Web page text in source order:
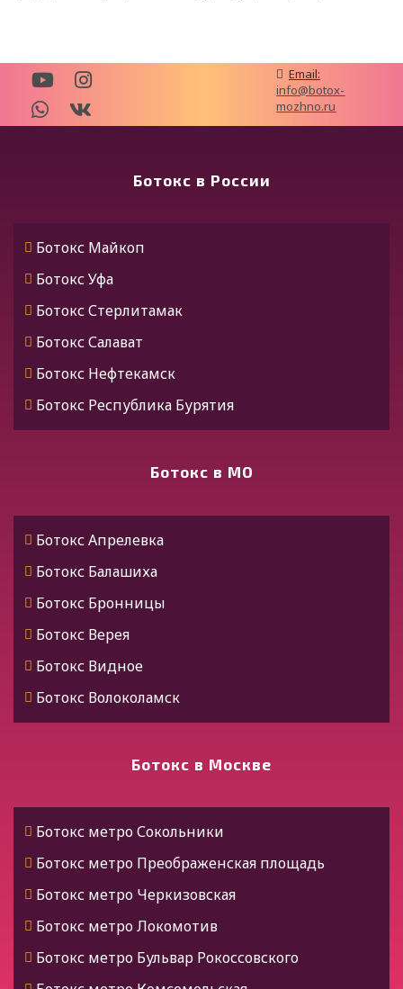
Email:
info@botox-
mozhno.ru
Ботокс в России
Ботокс Майкоп
Ботокс Уфа
Ботокс Стерлитамак
Ботокс Салават
Ботокс Нефтекамск
Ботокс Республика Бурятия
Ботокс Улан-Удэ
Ботокс Дагестан
Ботокс Махачкала
Ботокс Хасавюрт
Ботокс Каспийск
Ботокс Дербент
Ботокс Ингушетия
Ботокс Назрань
Ботокс Черкесск
Ботокс Карачаевск
Ботокс Карелия
Ботокс Петрозаводск
Ботокс Коми
Ботокс в МО
Ботокс Апрелевка
Ботокс Балашиха
Ботокс Бронницы
Ботокс Верея
Ботокс Видное
Ботокс Волоколамск
Ботокс Воскресенск
Ботокс Высоковск
Ботокс Дедовск
Ботокс Дзержинский
Ботокс Дмитров
Ботокс Долгопрудный
Ботокс Домодедово
Ботокс Дрезна
Ботокс в Москве
Ботокс метро Сокольники
Ботокс метро Преображенская площадь
Ботокс метро Черкизовская
Ботокс метро Локомотив
Ботокс метро Бульвар Рокоссовского